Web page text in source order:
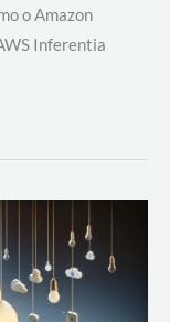
o Amazon
Inferentia